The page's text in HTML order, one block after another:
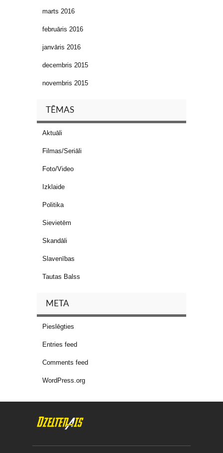
marts 2016
februāris 2016
janvāris 2016
decembris 2015
novembris 2015
TĒMAS
Aktuāli
Filmas/Seriāli
Foto/Video
Izklaide
Politika
Sievietēm
Skandāli
Slavenības
Tautas Balss
META
Pieslēgties
Entries feed
Comments feed
WordPress.org